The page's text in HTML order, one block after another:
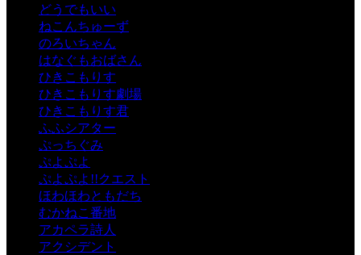
どうでもいい
ねこんちゅーず
のろいちゃん
はなぐもおばさん
ひきこもりす
ひきこもりす劇場
ひきこもりす君
ふふシアター
ぷっちぐみ
ぷよぷよ
ぷよぷよ!!クエスト
ほわほわともだち
むかねこ番地
アカペラ詩人
アクシデント